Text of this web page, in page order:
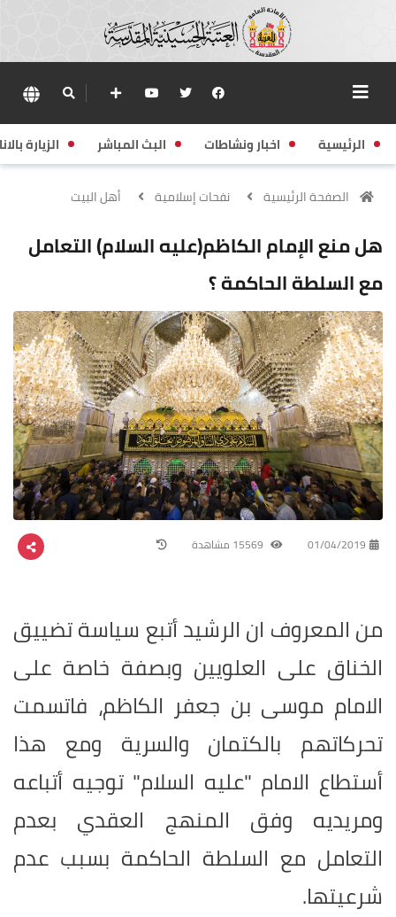
الرئيسية اخبار ونشاطات البث المباشر الزيارة
الصفحة الرئيسية نفحات إسلامية أهل البيت
هل منع الإمام الكاظم(عليه السلام) التعامل
مع السلطة الحاكمة ؟
01/04/2019
من المعروف ان الرشيد أتبع سياسة تضييق
الخناق على العلويين وبصفة خاصة على
الامام موسى بن جعفر الكاظم، فاتسمت
تحركاتهم بالكتمان والسرية ومع هذا
أستطاع الامام "عليه السلام" توجيه أتباعه
ومريديه وفق المنهج العقدي بعدم
التعامل مع السلطة الحاكمة بسبب عدم
شرعيتها.